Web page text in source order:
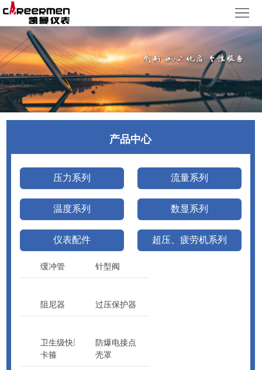
网
首
页
品
中
心
质
量
体
新
闻
客
产品中心
压力系列 流量系列
温度系列 数显系列
仪表配件
缓冲管 针型阀
阻尼器 过压保护器
卫生级快装
卡箍
防爆电接点
壳罩
超压、疲劳机系列